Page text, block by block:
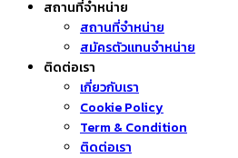
สถานที่จำหน่าย
สถานที่จำหน่าย
สมัครตัวแทนจำหน่าย
ติดต่อเรา
เกี่ยวกับเรา
Cookie Policy
Term & Condition
ติดต่อเรา